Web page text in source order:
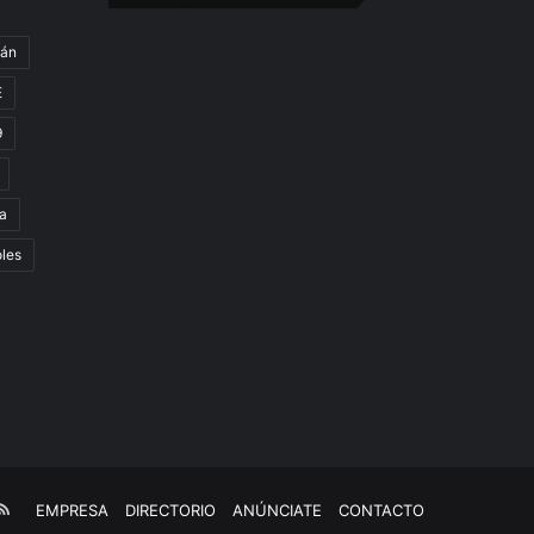
EMPRESA DIRECTORIO ANÚNCIATE CONTACTO
RSS